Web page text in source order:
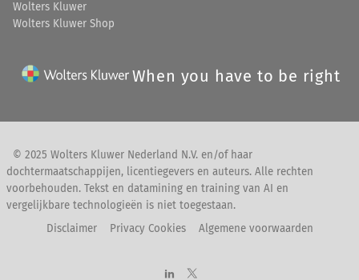
Wolters Kluwer
Wolters Kluwer Shop
When you have to be right
© 2025 Wolters Kluwer Nederland N.V. en/of haar
dochtermaatschappijen, licentiegevers en auteurs. Alle rechten
voorbehouden. Tekst en datamining en training van AI en
vergelijkbare technologieën is niet toegestaan.
Disclaimer
Privacy Cookies Algemene voorwaarden